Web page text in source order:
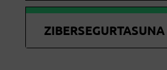
ZIBERSEGURTASUNA